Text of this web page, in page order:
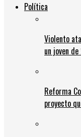
Política
Violento
un joven
Reforma
proyecto